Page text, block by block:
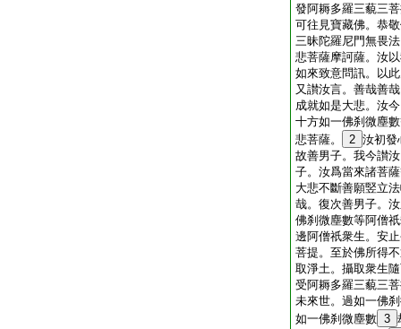
發阿耨多羅三藐三
可往見寶藏佛。恭
三昧陀羅尼門無畏
悲菩薩摩訶薩。汝
如來致意問訊。以
又讃汝言。善哉善
成就如是大悲。汝
十方如一佛刹微塵
悲菩薩。
2 汝初發
故善男子。我今讃
子。汝爲當來諸菩
大悲不斷善願竪立
哉。復次善男子。
佛刹微塵數等阿僧
邊阿僧祇衆生。安
菩提。至於佛所得
取淨土。攝取衆生
受阿耨多羅三藐三
未來世。過如一佛
如一佛刹微塵數 3